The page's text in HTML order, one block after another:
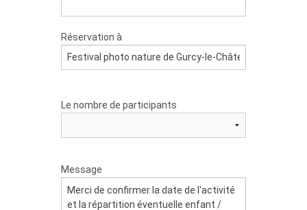
Réservation à
Le nombre de participants
Message